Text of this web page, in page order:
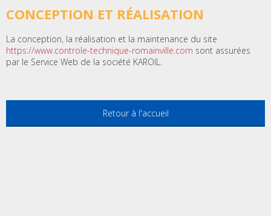
CONCEPTION ET RÉALISATION
La conception, la réalisation et la maintenance du site
https://www.controle-technique-romainville.com sont assurées
par le Service Web de la société KAROIL.
Retour à l'accueil